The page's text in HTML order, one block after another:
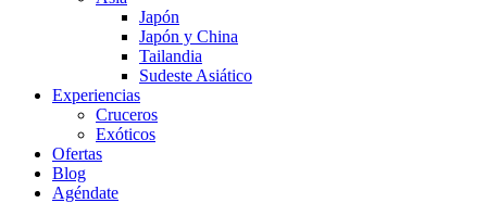
Japón
Japón y China
Tailandia
Sudeste Asiático
Experiencias
Cruceros
Exóticos
Ofertas
Blog
Agéndate